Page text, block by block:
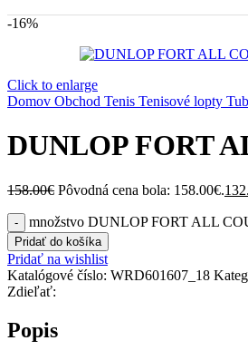
-16%
Click to enlarge
Domov Obchod Tenis Tenisové lopty
DUNLOP FORT
158.00€ Pôvodná cena bola: 158.00€.
množstvo DUNLOP FORT ALL
Pridať do košíka
Pridať na wishlist
Katalógové číslo: WRD601607_18
Zdieľať:
Popis